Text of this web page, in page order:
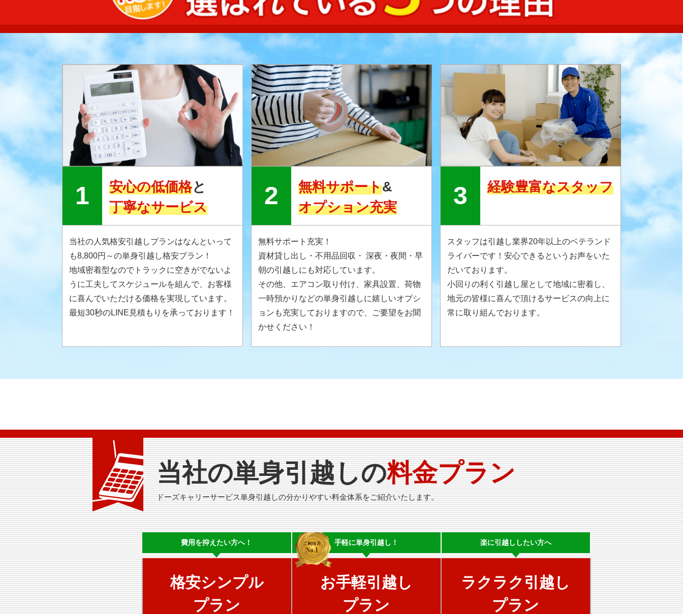
安心の低価格と
丁寧なサービス
当社の人気格安引越しプランはなんといって
も8,800円～の単身引越し格安プラン！
地域密着型なのでトラックに空きがでないよ
うに工夫してスケジュールを組んで、お客様
に喜んでいただける価格を実現しています。
最短30秒のLINE見積もりを承っております！
無料サポート&
オプション充実
無料サポート充実！
資材貸し出し・不用品回収・ 深夜・夜間・早
朝の引越しにも対応しています。
その他、エアコン取り付け、家具設置、荷物
一時預かりなどの単身引越しに嬉しいオプシ
ョンも充実しておりますので、ご要望をお聞
かせください！
経験豊富なスタッフ
スタッフは引越し業界20年以上のベテランド
ライバーです！安心できるというお声をいた
だいております。
小回りの利く引越し屋として地域に密着し、
地元の皆様に喜んで頂けるサービスの向上に
常に取り組んでおります。
当社の単身引越しの料金プラン
ドーズキャリーサービス単身引越しの分かりやすい料金体系をご紹介いたします。
費用を抑えたい方へ！ 手軽に単身引越し！ 楽に引越ししたい方へ
格安シンプル
プラン
お手軽引越し
プラン
ラクラク 引越し
プラン